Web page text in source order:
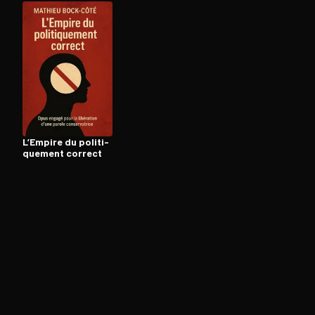
L’Empire du po­li­ti­
que­ment correct